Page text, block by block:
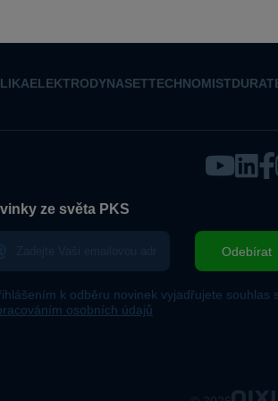
ELEKTRODYNASETTECHNOMIST
ze světa PKS
Odebírat
k odběru novinek vyjadřujete souhlas
osobních údajů